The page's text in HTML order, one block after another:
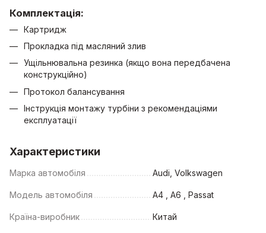
Комплектація:
Картридж
Прокладка під масляний злив
Ущільнювальна резинка (якщо вона передбачена
конструкційно)
Протокол балансування
Інструкція монтажу турбіни з рекомендаціями
експлуатації
Характеристики
Марка автомобіля Audi, Volkswagen
Модель автомобіля A4 , A6 , Passat
Країна-виробник Китай